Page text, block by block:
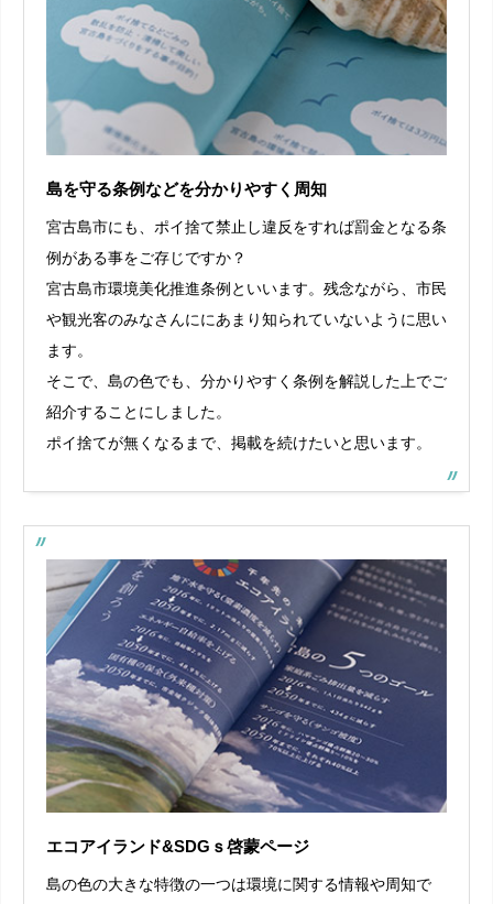
島を守る条例などを分かりやすく周知
宮古島市にも、ポイ捨て禁止し違反をすれば罰金となる条
例がある事をご存じですか？
宮古島市環境美化推進条例といいます。残念ながら、市民
や観光客のみなさんににあまり知られていないように思い
ます。
そこで、 島の色でも、分かりやすく条例を解説した上でご
紹介することにしました。
ポイ捨てが無くなるまで、掲載を続けたいと思います。
エコアイランド&SDGｓ啓蒙ページ
島の色の大きな特徴の一つは環境に関する情報や周知で